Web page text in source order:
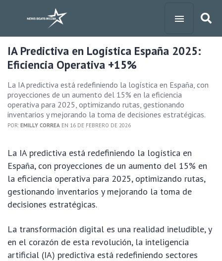
IA Predictiva en Logística España 2025:
Eficiencia Operativa +15%
La IA predictiva está redefiniendo la logística en España, con
proyecciones de un aumento del 15% en la eficiencia
operativa para 2025, optimizando rutas, gestionando
inventarios y mejorando la toma de decisiones estratégicas.
POR: EMILLY CORREA EN 16 DE FEBRERO DE 2026
La IA predictiva está redefiniendo la logística en
España, con proyecciones de un aumento del 15% en
la eficiencia operativa para 2025, optimizando rutas,
gestionando inventarios y mejorando la toma de
decisiones estratégicas.
La transformación digital es una realidad ineludible, y
en el corazón de esta revolución, la inteligencia
artificial (IA) predictiva está redefiniendo sectores